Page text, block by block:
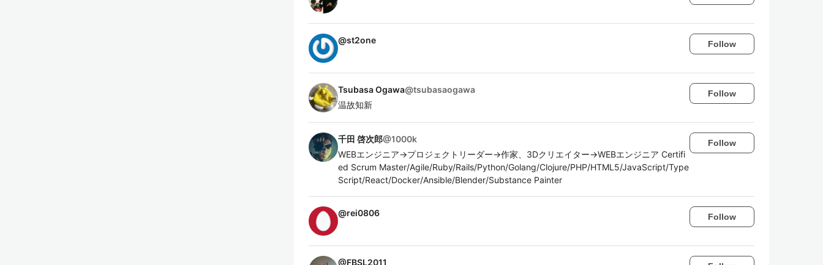
@st2one Follow
Tsubasa Ogawa@tsubasaogawa
温故知新
Follow
千田 啓次郎@1000k
WEBエンジニア→プロジェクトリーダー→作家、3Dクリエイター→WEBエンジニア Certifi
ed Scrum Master/Agile/Ruby/Rails/Python/Golang/Clojure/PHP/HTML5/JavaScript/Type
Script/React/Docker/Ansible/Blender/Substance Painter
Follow
@rei0806 Follow
@FBSL2011